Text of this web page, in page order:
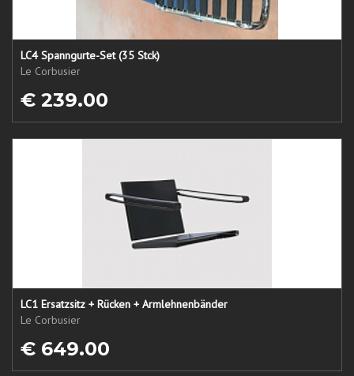
LC4 Spanngurte-Set (35 Stck)
Le Corbusier
€ 239.00
LC1 Ersatzsitz + Rücken + Armlehnenbänder
Le Corbusier
€ 649.00